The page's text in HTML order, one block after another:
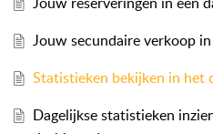
Jouw secundaire verkoop
Statistieken bekijken in het
Dagelijkse statistieken